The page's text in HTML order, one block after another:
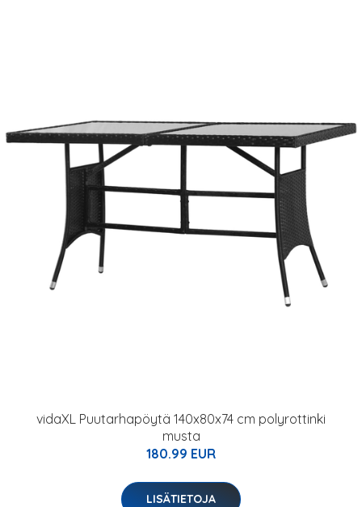
vidaXL Puutarhapöytä 140x80x74 cm polyrottinki
musta
180.99 EUR
LISÄTIETOJA